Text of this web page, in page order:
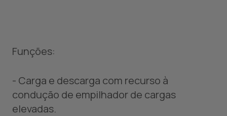
Funções:
- Carga e descarga com recurso à
condução de empilhador de cargas
elevadas.